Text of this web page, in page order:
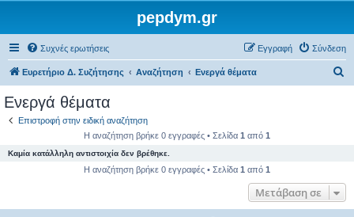
pepdym.gr
Συχνές ερωτήσεις Σύνδεση
Εγγραφή
Ευρετήριο Δ. Συζήτησης Αναζήτηση Ενεργά θέματα
η
Ενεργά θέματα
Επιστροφή στην ειδική αναζήτηση
Η αναζήτηση βρήκε 0 εγγραφές • Σελίδα 1 από 1
Καμία κατάλληλη αντιστοιχία δεν βρέθηκε.
Η αναζήτηση βρήκε 0 εγγραφές • Σελίδα 1 από 1
Μετάβαση σε